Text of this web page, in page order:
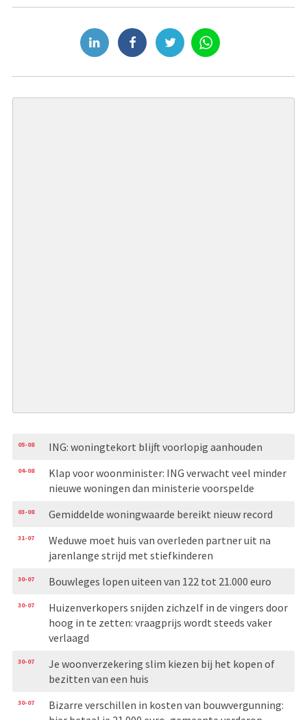
05-08 ING: woningtekort blijft voorlopig aanhouden
04-08
Klap voor woonminister: ING verwacht veel minder
nieuwe woningen dan ministerie voorspelde
03-08 Gemiddelde woningwaarde bereikt nieuw record
31-07
Weduwe moet huis van overleden partner uit na
jarenlange strijd met stiefkinderen
30-07 Bouwleges lopen uiteen van 122 tot 21.000 euro
30-07
Huizenverkopers snijden zichzelf in de vingers door
hoog in te zetten: vraagprijs wordt steeds vaker
verlaagd
30-07
Je woonverzekering slim kiezen bij het kopen of
bezitten van een huis
30-07
Bizarre verschillen in kosten van bouwvergunning: